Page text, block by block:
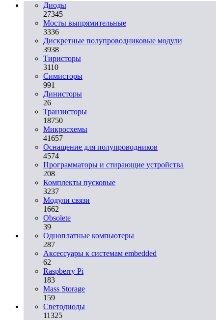
Диоды
27345
Мосты выпрямительные
3336
Дискретные полупроводниковые модули
3938
Тиристоры
3110
Симисторы
991
Динисторы
26
Транзисторы
18750
Микросхемы
41657
Оснащение для полупроводников
4574
Программаторы и стирающие устройства
208
Комплекты пусковые
3237
Модули связи
1662
Obsolete
39
Одноплатные компьютеры
287
Аксессуары к системам embedded
62
Raspberry Pi
183
Mass Storage
159
Светодиоды
11325